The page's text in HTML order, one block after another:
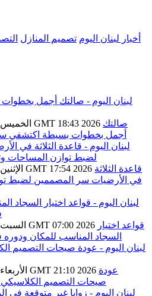
أخبار لبنان اليوم تصميم المنازل
الخميس ,22 كانون الثاني / يناير GMT 18:43 2026 صالتك
أجمل بخطوات بسيطة اكتشفي سر
الإثنين ,19 كانون الثاني / يناير GMT 17:54 2026 قاعدة الثلاثة
في الأرضيات سر المصممين لضبط
السبت ,10 كانون الثاني / يناير GMT 07:00 2026 قواعد اختيار
السجاد المناسب للمكان ودوره
الأربعاء ,07 كانون الثاني / يناير GMT 21:10 2026 عودة
صيحات التصميم الكلاسيكي في